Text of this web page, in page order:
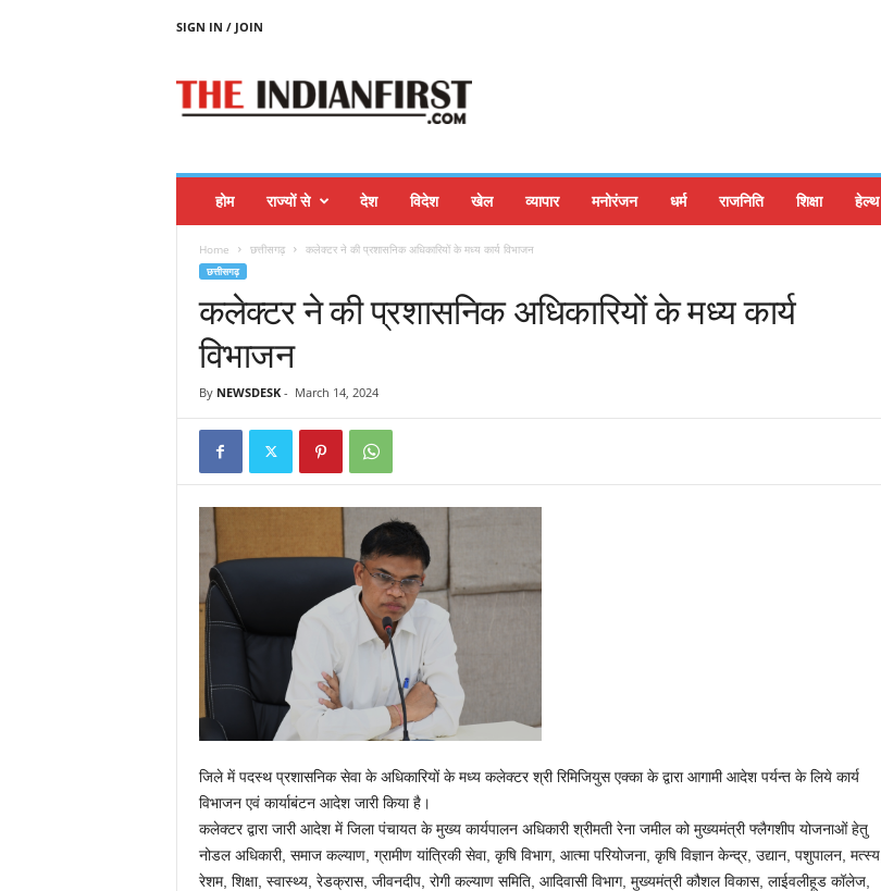
SIGN IN / JOIN
होम राज्यों से देश विदेश खेल व्यापार मनोरंजन धर्म राजनिति शिक्षा हेल्थ
Home छत्तीसगढ़ कलेक्टर ने की प्रशासनिक अधिकारियों के मध्य कार्य विभाजन
छत्तीसगढ़
कलेक्टर ने की प्रशासनिक अधिकारियों के मध्य कार्य
विभाजन
By NEWSDESK- March 14, 2024
जिले में पदस्थ प्रशासनिक सेवा के अधिकारियों के मध्य कलेक्टर श्री रिमिजियुस एक्का के द्वारा आगामी आदेश पर्यन्त के लिये कार्य
विभाजन एवं कार्याबंटन आदेश जारी किया है।
कलेक्टर द्वारा जारी आदेश में जिला पंचायत के मुख्य कार्यपालन अधिकारी श्रीमती रेना जमील को मुख्यमंत्री फ्लैगशीप योजनाओं हेतु
नोडल अधिकारी, समाज कल्याण, ग्रामीण यांत्रिकी सेवा, कृषि विभाग, आत्मा परियोजना, कृषि विज्ञान केन्द्र, उद्यान, पशुपालन, मत्स्य,
रेशम, शिक्षा, स्वास्थ्य, रेडक्रास, जीवनदीप, रोगी कल्याण समिति, आदिवासी विभाग, मुख्यमंत्री कौशल विकास, लाईवलीहूड कॉलेज,